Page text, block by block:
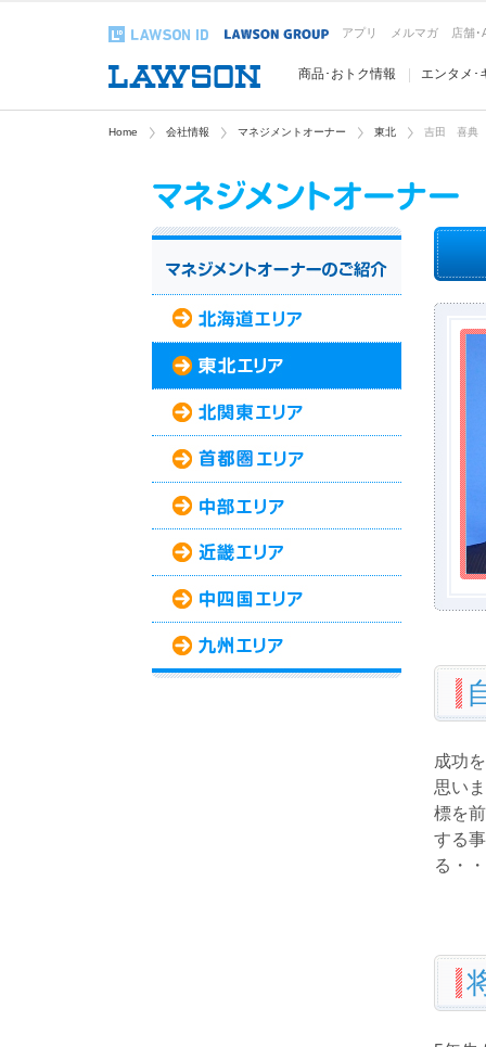
アプリ メルマガ 店舗･
商品･おトク情報 エンタメ･
Home 会社情報 マネジメントオーナー 東北 吉田 喜典
成功
思い
標を
する
る・